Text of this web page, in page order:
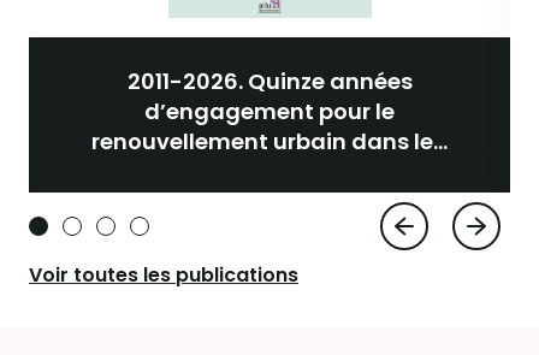
2011-2026. Quinze années
d’engagement pour le
renouvellement urbain dans le...
Voir toutes les publications